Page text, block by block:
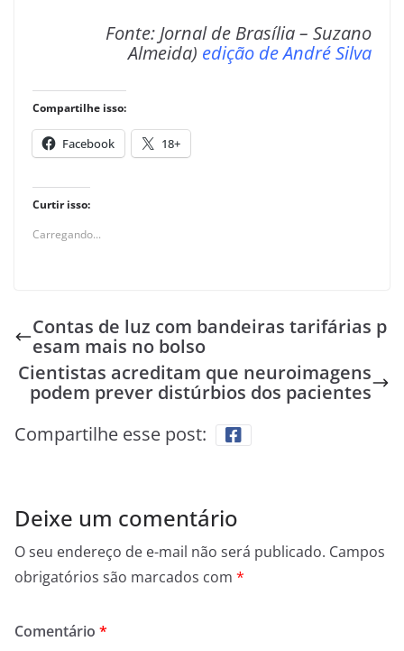
Fonte: Jornal de Brasília – Suzano
Almeida) edição de André Silva
Compartilhe isso:
Facebook 18+
Curtir isso:
Carregando...
Contas de luz com bandeiras tarifárias p
esam mais no bolso
Cientistas acreditam que neuroimagens
podem prever distúrbios dos pacientes
Compartilhe esse post:
Deixe um comentário
O seu endereço de e-mail não será publicado. Campos
obrigatórios são marcados com *
Comentário *